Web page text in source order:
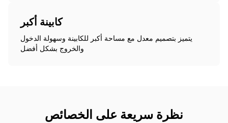
كابينة أكبر
يتميز بتصميم معدل مع مساحة أكبر للكابينة وسهولة الدخول
والخروج بشكل أفضل
نظرة سريعة على الخصائص